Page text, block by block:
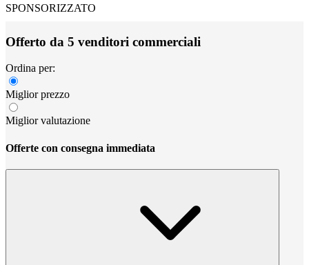
SPONSORIZZATO
Offerto da 5 venditori commerciali
Ordina per:
Miglior prezzo
Miglior valutazione
Offerte con consegna immediata